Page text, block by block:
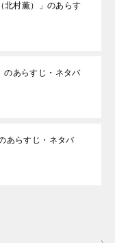
北村薫）」のあらす
のあらすじ・ネタバ
あらすじ・ネタバ